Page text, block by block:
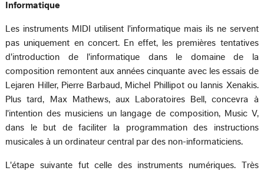
Informatique
Les instruments MIDI utilisent l'informatique mais ils ne servent
pas uniquement en concert. En effet, les premières tentatives
d'introduction de l'informatique dans le domaine de la
composition remontent aux années cinquante avec les essais de
Lejaren Hiller, Pierre Barbaud, Michel Phillipot ou Iannis Xenakis.
Plus tard, Max Mathews, aux Laboratoires Bell, concevra à
l'intention des musiciens un langage de composition, Music V,
dans le but de faciliter la programmation des instructions
musicales à un ordinateur central par des non-informaticiens.
L'étape suivante fut celle des instruments numériques. Très